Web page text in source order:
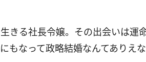
きる社長令嬢。その出会いは運
もなって政略結婚なんてありえ